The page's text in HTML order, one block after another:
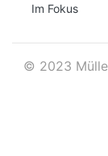
Im Fokus
© 2023